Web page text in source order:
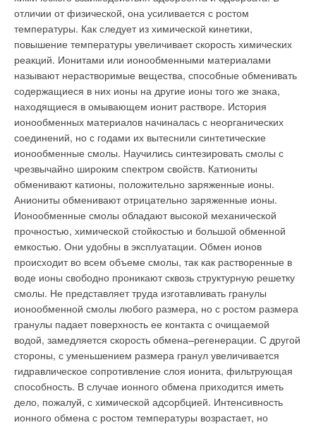
отличии от физической, она усиливается с ростом
температуры. Как следует из химической кинетики,
повышение температуры увеличивает скорость химических
реакций. Ионитами или ионообменными материалами
называют нерастворимые вещества, способные обменивать
содержащиеся в них ионы на другие ионы того же знака,
находящиеся в омывающем ионит растворе. История
ионообменных материалов начиналась с неорганических
соединений, но с годами их вытеснили синтетические
ионообменные смолы. Научились синтезировать смолы с
чрезвычайно широким спектром свойств. Катиониты
обменивают катионы, положительно заряженные ионы.
Аниониты обменивают отрицательно заряженные ионы.
Ионообменные смолы обладают высокой механической
прочностью, химической стойкостью и большой обменной
емкостью. Они удобны в эксплуатации. Обмен ионов
происходит во всем объеме смолы, так как растворенные в
воде ионы свободно проникают сквозь структурную решетку
смолы. Не представляет труда изготавливать гранулы
ионообменной смолы любого размера, но с ростом размера
гранулы падает поверхность ее контакта с очищаемой
водой, замедляется скорость обмена–регенерации. С другой
стороны, с уменьшением размера гранул увеличивается
гидравлическое сопротивление слоя ионита, фильтрующая
способность. В случае ионного обмена приходится иметь
дело, пожалуй, с химической адсорбцией. Интенсивность
ионного обмена с ростом температуры возрастает, но